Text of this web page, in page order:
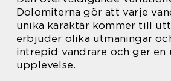
Dolomiterna gör att varje
unika karaktär kommer till
erbjuder olika utmaningar
intrepid vandrare och ger en
upplevelse.